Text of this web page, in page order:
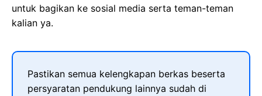
untuk bagikan ke sosial media serta teman-teman
kalian ya.
Pastikan semua kelengkapan berkas beserta
persyaratan pendukung lainnya sudah di